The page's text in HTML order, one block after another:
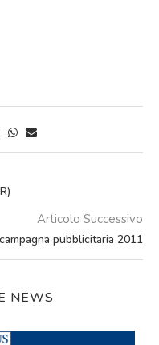
Articolo Successivo
pubblicitaria 2011
NEWS